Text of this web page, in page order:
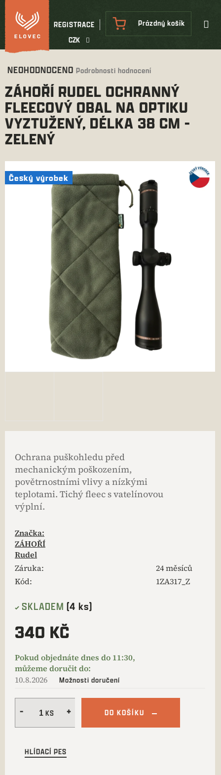
Přejít
na
obsah
CZK
REGISTRACE
NÁKUPNÍ
KOŠÍK
Prázdný košík
Průměrné
produktu
je
0,0
z
5
hvězdiček.
NEOHODNOCENO Podrobnosti hodnocení
ZÁHOŘÍ RUDEL OCHRANNÝ
FLEECOVÝ OBAL NA OPTIKU
VYZTUŽENÝ, DÉLKA 38 CM -
ZELENÝ
Český výrobek
Český výrobek
Ochrana puškohledu před
mechanickým poškozením,
povětrnostními vlivy a nízkými
teplotami. Tichý fleec s vatelínovou
výplní.
Značka:
ZÁHOŘÍ
Rudel
Záruka:
24 měsíců
Kód:
1ZA317_Z
SKLADEM (4 ks)
340 KČ
10.8.2026 Možnosti doručení
DO KOŠÍKU
HLÍDACÍ PES